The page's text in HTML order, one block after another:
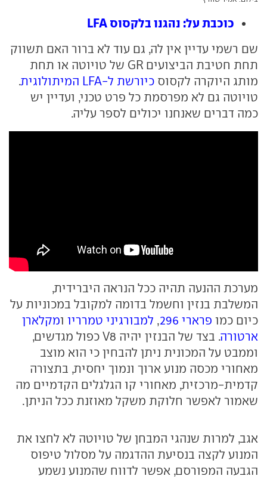
כוכבת על: נהגנו בלקסוס LFA
שם רשמי עדיין אין לה, גם עוד לא ברור האם תשווק
תחת חטיבת הביצועים GR של טויוטה או תחת
מותג היוקרה לקסוס כיורשת ל-LFA המיתולוגית
.
טויוטה גם לא מפרסמת כל פרט טכני, ועדיין יש
כמה דברים שאנחנו יכולים לספר עליה.
מערכת ההנעה תהיה ככל הנראה היברידית,
המשלבת בנזין וחשמל בדומה למקובל במכוניות על
כיום כמו פרארי 296 , למבורגיני טמרריו ומקלארן
ארטורה
. בצד של הבנזין יהיה V8 כפול מגדשים,
וממבט על המכונית ניתן להבחין כי הוא מוצב
מאחורי מכסה מנוע ארוך ונמוך יחסית, בתצורה
קדמית-מרכזית, מאחורי קו הגלגלים הקדמיים מה
שאמור לאפשר חלוקת משקל מאוזנת ככל הניתן.
אגב, למרות שנהגי המבחן של טויוטה לא לחצו את
המנוע לקצה בנסיעת ההדגמה על מסלול טיפוס
הגבעה המפורסם, אפשר לדווח שהמנוע נשמע